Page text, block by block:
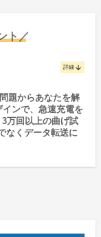
ト／
詳細 arrow_downward
題からあなたを解
ンで、急速充電を
万回以上の曲げ試
なくデータ転送に